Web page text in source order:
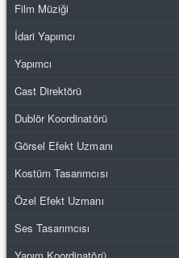
Film Müziği
İdari Yapımcı
Yapımcı
Cast Direktörü
Dublör Koordinatörü
Görsel Efekt Uzmanı
Kostüm Tasarımcısı
Özel Efekt Uzmanı
Ses Tasarımcısı